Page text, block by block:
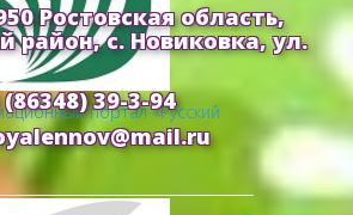
портал «Русский
Ростовская область,
район, с. Новиковка, ул.
39-3-94